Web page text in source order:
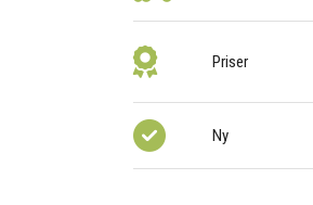
Priser
Ny